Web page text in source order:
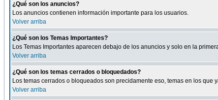
¿Qué son los anuncios?
Los anuncios contienen información importante para los usuarios.
Volver arriba
¿Qué son los Temas Importantes?
Los Temas Importantes aparecen debajo de los anuncios y solo en la
Volver arriba
¿Qué son los temas cerrados o bloquedados?
Los temas cerrados o bloqueados son precidamente eso, temas en los
Volver arriba